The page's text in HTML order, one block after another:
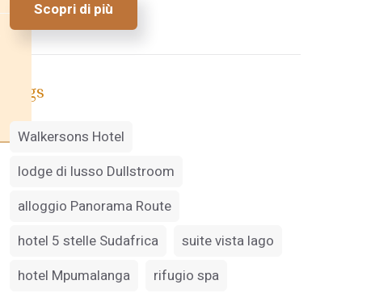
Scopri di più
Tags
Walkersons Hotel
lodge di lusso Dullstroom
alloggio Panorama Route
hotel 5 stelle Sudafrica
suite vista lago
hotel Mpumalanga
rifugio spa